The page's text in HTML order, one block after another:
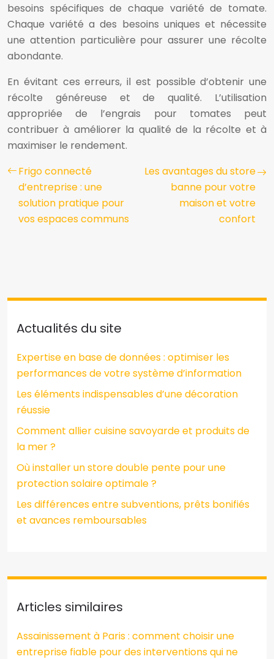
besoins spécifiques de chaque variété de tomate.
Chaque variété a des besoins uniques et nécessite
une attention particulière pour assurer une récolte
abondante.
En évitant ces erreurs, il est possible d’obtenir une
récolte généreuse et de qualité. L’utilisation
appropriée de l’engrais pour tomates peut
contribuer à améliorer la qualité de la récolte et à
maximiser le rendement.
Frigo connecté
d’entreprise : une
solution pratique pour
vos espaces communs
Les avantages du store
banne pour votre
maison et votre
confort
Actualités du site
Expertise en base de données : optimiser les
performances de votre système d’information
Les éléments indispensables d’une décoration
réussie
Comment allier cuisine savoyarde et produits de
la mer ?
Où installer un store double pente pour une
protection solaire optimale ?
Les différences entre subventions, prêts bonifiés
et avances remboursables
Articles similaires
Assainissement à Paris : comment choisir une
entreprise fiable pour des interventions qui ne